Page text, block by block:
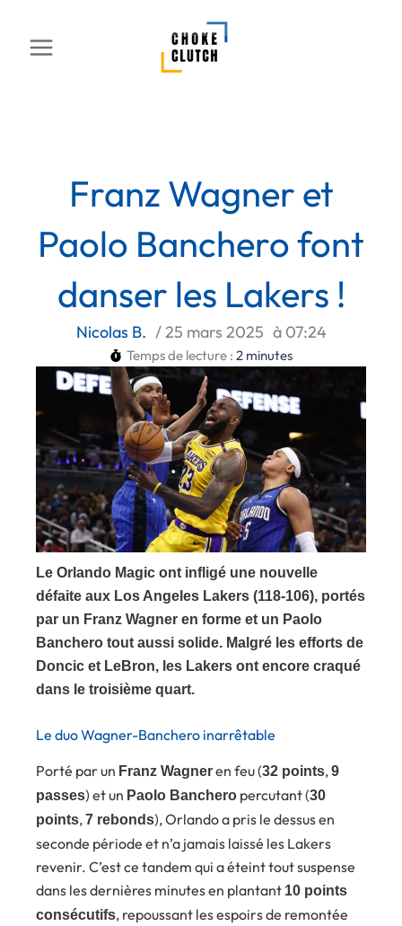
contenu
Franz Wagner et
Paolo Banchero font
danser les Lakers !
Nicolas B. /25 mars 2025 à 07:24
Temps de lecture : 2 minutes
Le Orlando Magic ont infligé une nouvelle
défaite aux Los Angeles Lakers (118-106), portés
par un Franz Wagner en forme et un Paolo
Banchero tout aussi solide. Malgré les efforts de
Doncic et LeBron, les Lakers ont encore craqué
dans le troisième quart.
Le duo Wagner-Banchero inarrêtable
Porté par un Franz Wagneren feu (32 points,9
passes) et un Paolo Banchero percutant (30
points,7 rebonds), Orlando a pris le dessus en
seconde période et n’a jamais laissé les Lakers
revenir. C’est ce tandem qui a éteint tout suspense
dans les dernières minutes en plantant 10 points
consécutifs, repoussant les espoirs de remontée